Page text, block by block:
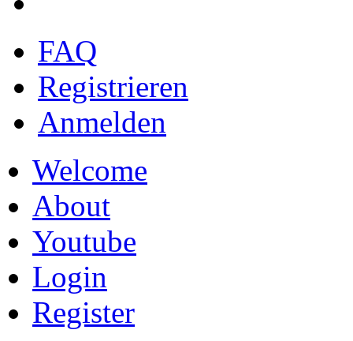
FAQ
Registrieren
Anmelden
Welcome
About
Youtube
Login
Register